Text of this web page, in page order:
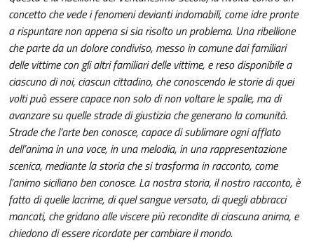
concetto che vede i fenomeni devianti indomabili, come idre pronte
a rispuntare non appena si sia risolto un problema. Una ribellione
che parte da un dolore condiviso, messo in comune dai familiari
delle vittime con gli altri familiari delle vittime, e reso disponibile a
ciascuno di noi, ciascun cittadino, che conoscendo le storie di quei
volti può essere capace non solo di non voltare le spalle, ma di
avanzare su quelle strade di giustizia che generano la comunità.
Strade che l’arte ben conosce, capace di sublimare ogni afflato
dell’anima in una voce, in una melodia, in una rappresentazione
scenica, mediante la storia che si trasforma in racconto, come
l’animo siciliano ben conosce. La nostra storia, il nostro racconto, è
fatto di quelle lacrime, di quel sangue versato, di quegli abbracci
mancati, che gridano alle viscere più recondite di ciascuna anima, e
chiedono di essere ricordate per cambiare il mondo.